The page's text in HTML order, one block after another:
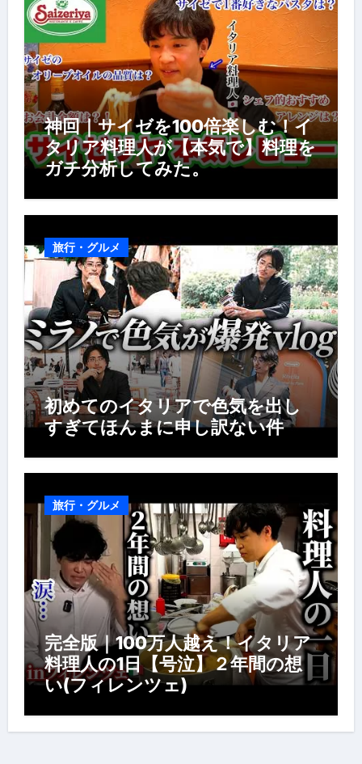
神回｜サイゼを100倍楽しむ！イ
タリア料理人が【本気で】料理を
ガチ分析してみた。
旅行・グルメ
初めてのイタリアで色気を出し
すぎてほんまに申し訳ない件
旅行・グルメ
完全版｜100万人越え！イタリア
料理人の1日【号泣】２年間の想
い(フィレンツェ)